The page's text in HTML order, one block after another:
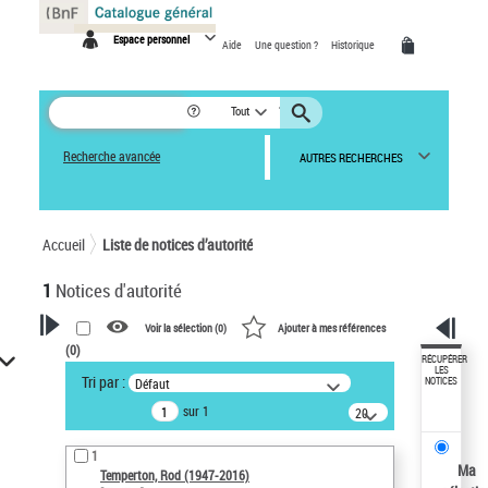
Espace personnel Aide Une question ? Historique
Tout
Recherche avancée AUTRES RECHERCHES
Accueil Liste de notices d’autorité
1 Notices d'autorité
VOTRE RECHERCHE
Recherche avancée dans les
notices d’autorité
Œuvres liées à l'auteur :
Temperton, Rod (1947-2016)
Voir la sélection (0) Ajouter à mes références
(0)
Tri par : Défaut
sur 1
20
résultats/page
1
Temperton, Rod (1947-2016)
RÉCUPÉRER
LES
NOTICES
Ma
Panneau de gestion des cookies